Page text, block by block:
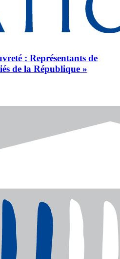
: Représentants de
de la République »